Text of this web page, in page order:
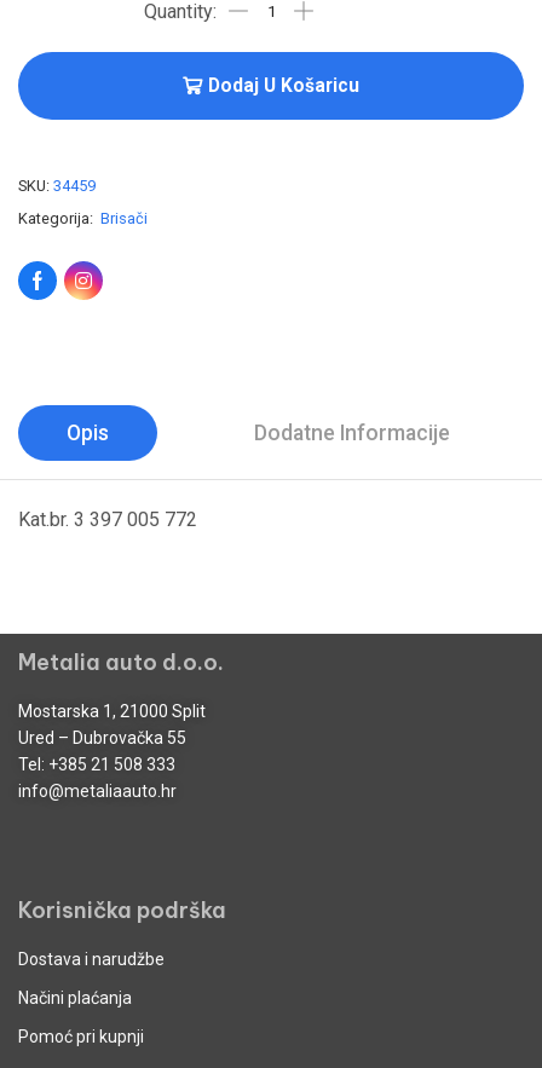
Dodaj U Košaricu
SKU: 34459
Kategorija: Brisači
Opis Dodatne Informacije
Kat.br. 3 397 005 772
Metalia auto d.o.o.
Mostarska 1, 21000 Split
Ured – Dubrovačka 55
Tel: +385 21 508 333
info@metaliaauto.hr
Korisnička podrška
Dostava i narudžbe
Načini plaćanja
Pomoć pri kupnji